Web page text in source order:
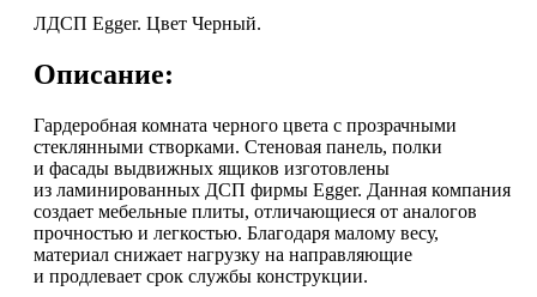
ЛДСП Egger. Цвет Черный.
Описание:
Гардеробная комната черного цвета с прозрачными
стеклянными створками. Стеновая панель, полки
и фасады выдвижных ящиков изготовлены
из ламинированных ДСП фирмы Egger. Данная компания
создает мебельные плиты, отличающиеся от аналогов
прочностью и легкостью. Благодаря малому весу,
материал снижает нагрузку на направляющие
и продлевает срок службы конструкции.